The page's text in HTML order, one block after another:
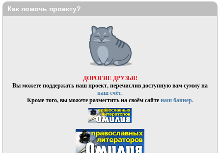
Как помочь проекту?
ДОРОГИЕ ДРУЗЬЯ!
Вы можете поддержать наш проект, перечислив доступную вам сумму на
наш счёт.
Кроме того, вы можете разместить на своём сайтенаш баннер.